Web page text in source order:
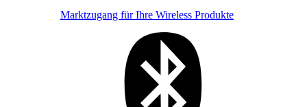
Marktzugang für Ihre Wireless Produkte